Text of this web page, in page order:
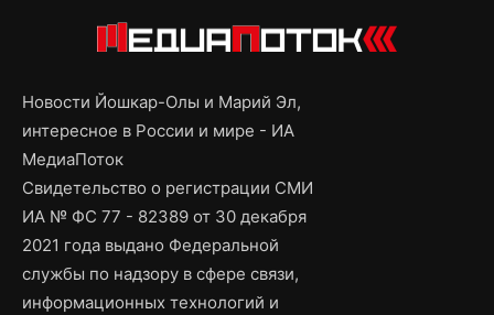
Новости Йошкар-Олы и Марий Эл,
интересное в России и мире - ИА
МедиаПоток
Свидетельство о регистрации СМИ
ИА № ФС 77 - 82389 от 30 декабря
2021 года выдано Федеральной
службы по надзору в сфере связи,
информационных технологий и